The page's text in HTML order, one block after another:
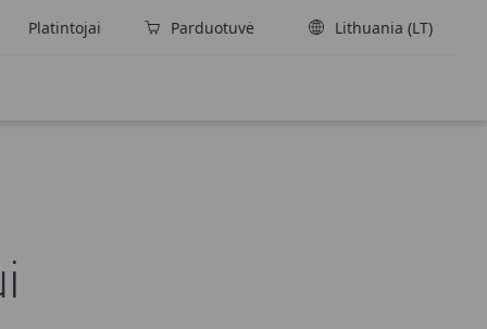
Platintojai Parduotuvė Lithuania (LT)